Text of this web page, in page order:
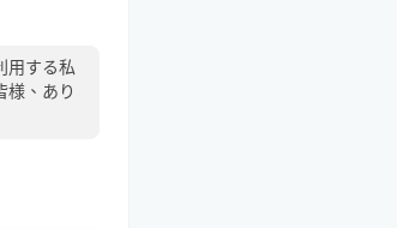
用する私
様、あり